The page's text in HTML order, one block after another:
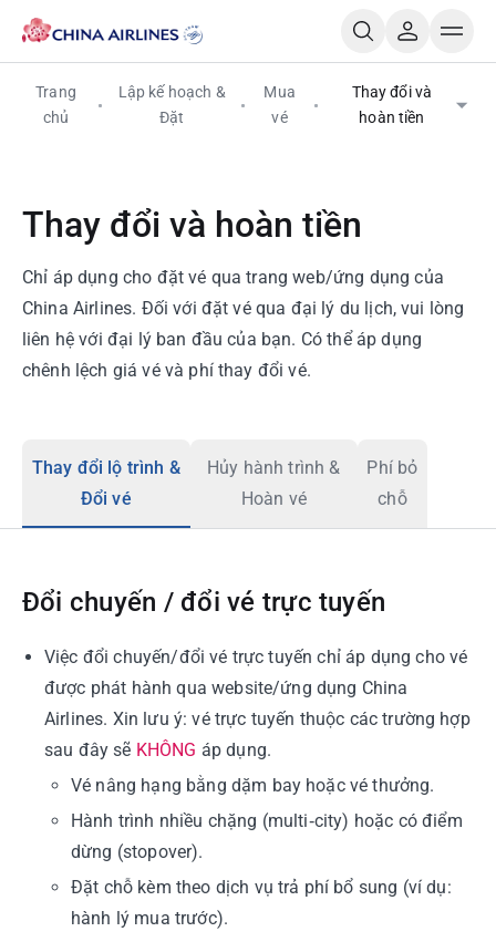
Trang
chủ
Lập kế hoạch &
Đặt
Mua
vé
Thay đổi và
hoàn tiền
Thay đổi và hoàn tiền
Chỉ áp dụng cho đặt vé qua trang web/ứng dụng của
China Airlines. Đối với đặt vé qua đại lý du lịch, vui lòng
liên hệ với đại lý ban đầu của bạn. Có thể áp dụng
chênh lệch giá vé và phí thay đổi vé.
Thay đổi lộ trình &
Đổi vé
Hủy hành trình &
Hoàn vé
Phí bỏ
chỗ
Đổi chuyến / đổi vé trực tuyến
Việc đổi chuyến/đổi vé trực tuyến chỉ áp dụng cho vé
được phát hành qua website/ứng dụng China
Airlines. Xin lưu ý: vé trực tuyến thuộc các trường hợp
sau đây sẽ KHÔNG áp dụng.
Vé nâng hạng bằng dặm bay hoặc vé thưởng.
Hành trình nhiều chặng (multi‑city) hoặc có điểm
dừng (stopover).
Đặt chỗ kèm theo dịch vụ trả phí bổ sung (ví dụ:
hành lý mua trước).